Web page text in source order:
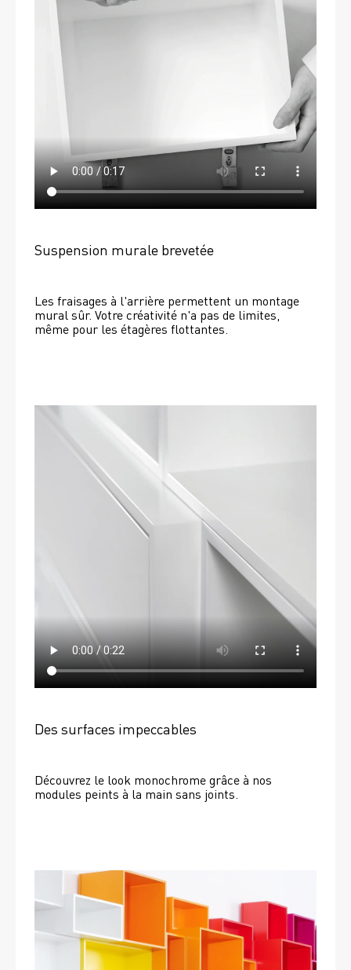
Suspension murale brevetée
Les fraisages à l'arrière permettent un montage
mural sûr. Votre créativité n'a pas de limites,
même pour les étagères flottantes.
Des surfaces impeccables
Découvrez le look monochrome grâce à nos
modules peints à la main sans joints.